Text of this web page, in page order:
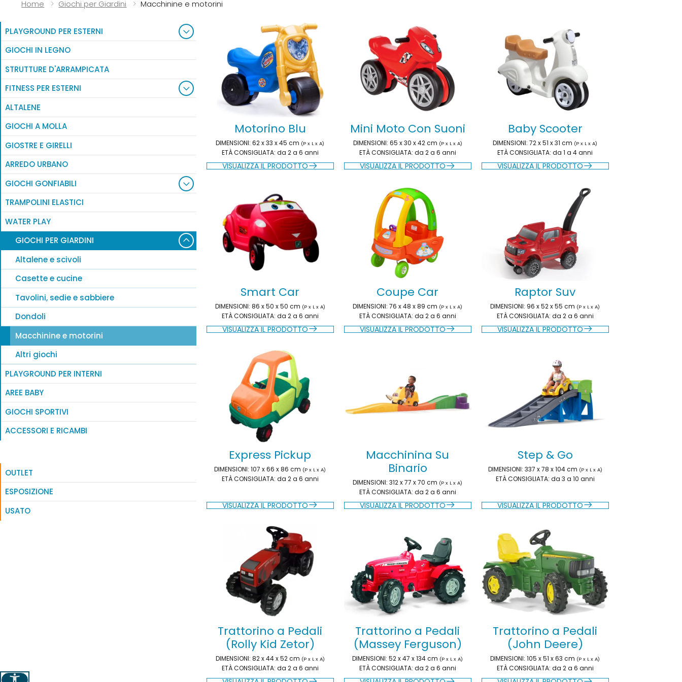
Naviga:
Home Giochi per Giardini Macchinine e motorini
Motorino Blu
DIMENSIONI: 62 x 33 x 45 cm (P x L x A)
ETÀ CONSIGLIATA: da 2 a 6 anni
VISUALIZZA IL PRODOTTO
Mini Moto Con Suoni
DIMENSIONI: 65 x 30 x 42 cm (P x L x A)
ETÀ CONSIGLIATA: da 2 a 6 anni
VISUALIZZA IL PRODOTTO
Baby Scooter
DIMENSIONI: 72 x 51 x 31 cm (P x L x A)
ETÀ CONSIGLIATA: da 1 a 4 anni
VISUALIZZA IL PRODOTTO
Smart Car
DIMENSIONI: 86 x 50 x 50 cm (P x L x A)
ETÀ CONSIGLIATA: da 2 a 6 anni
VISUALIZZA IL PRODOTTO
Coupe Car
DIMENSIONI: 76 x 48 x 89 cm (P x L x A)
ETÀ CONSIGLIATA: da 2 a 6 anni
VISUALIZZA IL PRODOTTO
Raptor Suv
DIMENSIONI: 96 x 52 x 55 cm (P x L x A)
ETÀ CONSIGLIATA: da 2 a 6 anni
VISUALIZZA IL PRODOTTO
Express Pickup
DIMENSIONI: 107 x 66 x 86 cm (P x L x A)
ETÀ CONSIGLIATA: da 2 a 6 anni
VISUALIZZA IL PRODOTTO
Macchinina Su
Binario
DIMENSIONI: 312 x 77 x 70 cm (P x L x A)
ETÀ CONSIGLIATA: da 2 a 6 anni
VISUALIZZA IL PRODOTTO
Step & Go
DIMENSIONI: 337 x 78 x 104 cm (P x L x A)
ETÀ CONSIGLIATA: da 3 a 10 anni
VISUALIZZA IL PRODOTTO
Trattorino a Pedali
(Rolly Kid Zetor)
DIMENSIONI: 82 x 44 x 52 cm (P x L x A)
ETÀ CONSIGLIATA: da 2 a 6 anni
Trattorino a Pedali
(Massey Ferguson)
DIMENSIONI: 52 x 47 x 134 cm (P x L x A)
ETÀ CONSIGLIATA: da 2 a 6 anni
Trattorino a Pedali
(John Deere)
DIMENSIONI: 105 x 51 x 63 cm (P x L x A)
ETÀ CONSIGLIATA: da 2 a 6 anni
PLAYGROUND PER ESTERNI
GIOCHI IN LEGNO
STRUTTURE D'ARRAMPICATA
FITNESS PER ESTERNI
ALTALENE
GIOCHI A MOLLA
GIOSTRE E GIRELLI
ARREDO URBANO
GIOCHI GONFIABILI
TRAMPOLINI ELASTICI
WATER PLAY
GIOCHI PER GIARDINI
Altalene e scivoli
Casette e cucine
Tavolini, sedie e sabbiere
Dondoli
Macchinine e motorini
Altri giochi
PLAYGROUND PER INTERNI
AREE BABY
GIOCHI SPORTIVI
ACCESSORI E RICAMBI
OUTLET
ESPOSIZIONE
USATO